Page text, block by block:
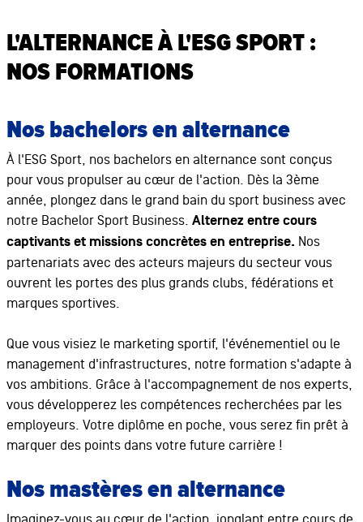
L'ALTERNANCE À L'ESG SPORT :
NOS FORMATIONS
Nos bachelors en alternance
À l'ESG Sport, nos bachelors en alternance sont conçus
pour vous propulser au cœur de l'action. Dès la 3ème
année, plongez dans le grand bain du sport business avec
notre Bachelor Sport Business. Alternez entre cours
captivants et missions concrètes en entreprise. Nos
partenariats avec des acteurs majeurs du secteur vous
ouvrent les portes des plus grands clubs, fédérations et
marques sportives.
Que vous visiez le marketing sportif, l'événementiel ou le
management d'infrastructures, notre formation s'adapte à
vos ambitions. Grâce à l'accompagnement de nos experts,
vous développerez les compétences recherchées par les
employeurs. Votre diplôme en poche, vous serez fin prêt à
marquer des points dans votre future carrière !
Nos mastères en alternance